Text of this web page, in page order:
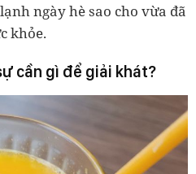
ngày hè sao cho vừa đã
khỏe.
cần gì để giải khát?